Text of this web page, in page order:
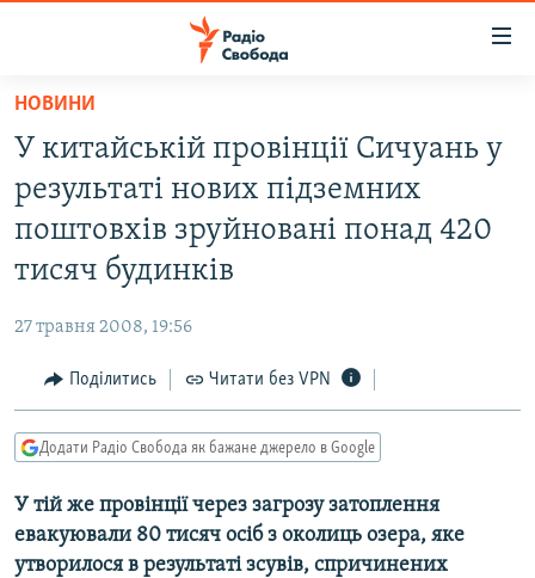
Перейти
основного
матеріалу
Перейти
до
основної
Перейти
пошуку
СТАТТІ
ПОЛІТИКА
СУСПІЛЬСТВО
КУЛЬТУРА
СПОРТ
СВІТ
ДОНБАС.РЕАЛІЇ
КРИМ.РЕАЛІЇ
ТИ ЯК?
КИТАЙ.ВИКЛИКИ
МУЛЬТИМЕДІА
НОВИНИ
У китайській провінції Сичуань у
результаті нових підземних
поштовхів зруйновані понад 420
тисяч будинків
27 травня 2008, 19:56
Поділитись Читати без VPN
Додати Радіо Свобода як бажане джерело в Google
У тій же провінції через загрозу затоплення
евакуювали 80 тисяч осіб з околиць озера, яке
утворилося в результаті зсувів, спричинених